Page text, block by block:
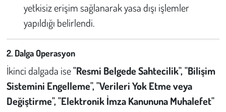
yetkisiz erişim sağlanarak yasa dışı işlemler
yapıldığı belirlendi.
2. Dalga Operasyon
İkinci dalgada ise"Resmi Belgede Sahtecilik", "Bilişim
Sistemini Engelleme", "Verileri Yok Etme veya
Değiştirme", "Elektronik İmza Kanununa Muhalefet"